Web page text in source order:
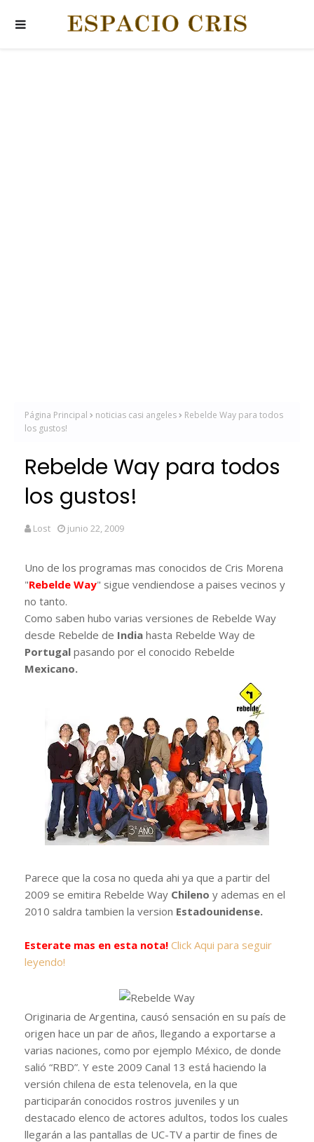
Página Principal noticias casi angeles
Rebelde Way para todos
los gustos!
Rebelde Way para todos
los gustos!
Lost junio 22, 2009
Uno de los programas mas conocidos de Cris Morena
"Rebelde Way" sigue vendiendose a paises vecinos y
no tanto.
Como saben hubo varias versiones de Rebelde Way
desde Rebelde de India hasta Rebelde Way de
Portugal pasando por el conocido Rebelde
Mexicano.
Parece que la cosa no queda ahi ya que a partir del
2009 se emitira Rebelde Way Chileno y ademas en el
2010 saldra tambien la version Estadounidense.
Esterate mas en esta nota! Click Aqui para seguir
leyendo!
Originaria de Argentina, causó sensación en su país de
origen hace un par de años, llegando a exportarse a
varias naciones, como por ejemplo México, de donde
salió “RBD”. Y este 2009 Canal 13 está haciendo la
versión chilena de esta telenovela, en la que
participarán conocidos rostros juveniles y un
destacado elenco de actores adultos, todos los cuales
llegarán a las pantallas de UC-TV a partir de fines de